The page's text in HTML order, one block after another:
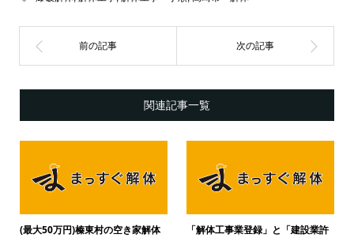
関連記事一覧
(最大50万円)榛東村の空き家解体
「解体工事業登録」と「建設業許